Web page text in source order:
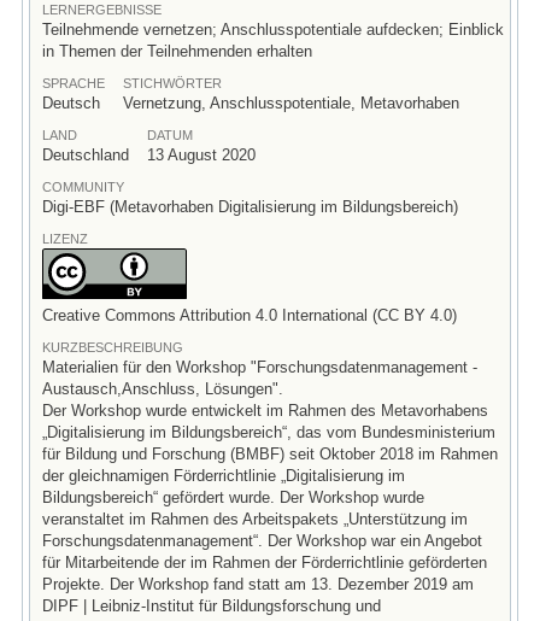
LERNERGEBNISSE
Teilnehmende vernetzen; Anschlusspotentiale aufdecken; Einblick
in Themen der Teilnehmenden erhalten
SPRACHE
Deutsch
STICHWÖRTER
Vernetzung, Anschlusspotentiale, Metavorhaben
LAND
Deutschland
DATUM
13 August 2020
COMMUNITY
Digi-EBF (Metavorhaben Digitalisierung im Bildungsbereich)
LIZENZ
Creative Commons Attribution 4.0 International (CC BY 4.0)
KURZBESCHREIBUNG
Materialien für den Workshop "Forschungsdatenmanagement -
Austausch,Anschluss, Lösungen".
Der Workshop wurde entwickelt im Rahmen des Metavorhabens
„Digitalisierung im Bildungsbereich“, das vom Bundesministerium
für Bildung und Forschung (BMBF) seit Oktober 2018 im Rahmen
der gleichnamigen Förderrichtlinie „Digitalisierung im
Bildungsbereich“ gefördert wurde. Der Workshop wurde
veranstaltet im Rahmen des Arbeitspakets „Unterstützung im
Forschungsdatenmanagement“. Der Workshop war ein Angebot
für Mitarbeitende der im Rahmen der Förderrichtlinie geförderten
Projekte. Der Workshop fand statt am 13. Dezember 2019 am
DIPF | Leibniz-Institut für Bildungsforschung und